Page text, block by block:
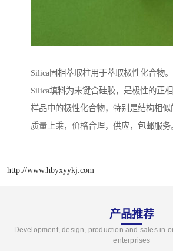
Silica固相萃取柱用于萃取极性化合物。
Silica填料为未键合硅胶，是极性的正
样品中的极性化合物，特别是结构相似
质量上乘，价格合理，供应，包邮服务
http://www.hbyxyykj.com
产品推荐
Development, design, production and sales in
enterprises